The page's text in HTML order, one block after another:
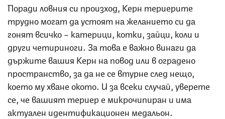
Поради ловния си произход, Керн териерите
трудно могат да устоят на желанието си да
гонят всичко – катерици, котки, зайци, коли и
други четириноги. За това е важно винаги да
държите вашия Керн на повод или в оградено
пространство, за да не се втурне след нещо,
което му хване окото. И за всеки случай, уверете
се, че вашият териер е микрочипиран и има
актуален идентификационен медальон.